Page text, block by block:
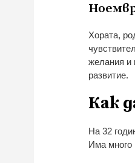
Хората,
желания и
развитие.
Как
На 32
Има много